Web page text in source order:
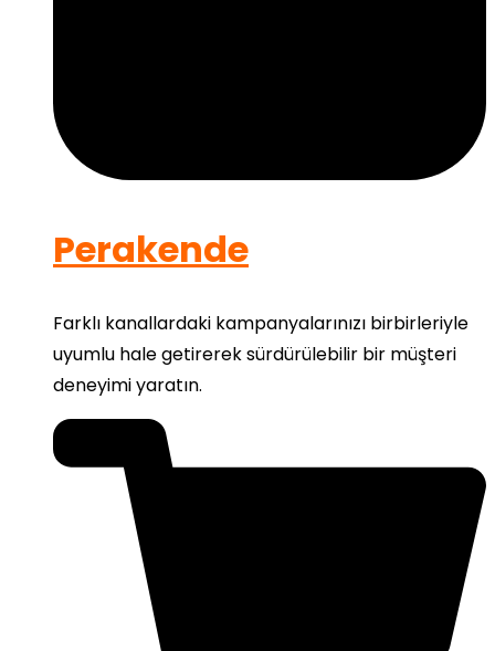
Perakende
Farklı kanallardaki kampanyalarınızı birbirleriyle
uyumlu hale getirerek sürdürülebilir bir müşteri
deneyimi yaratın.